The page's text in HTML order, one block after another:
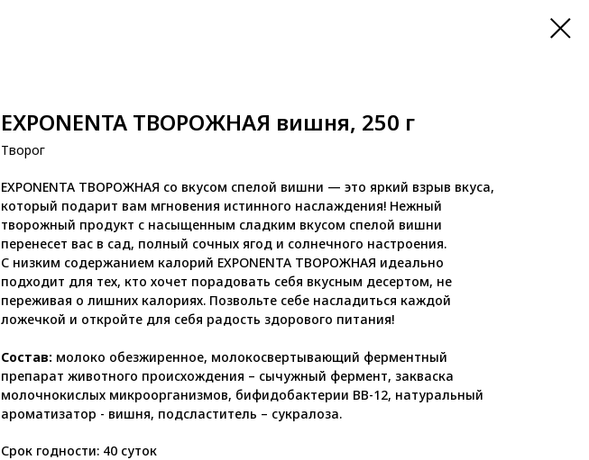
EXPONENTA ТВОРОЖНАЯ вишня, 250 г
Творог
EXPONENTA ТВОРОЖНАЯ со вкусом спелой вишни — это яркий взрыв вкуса,
который подарит вам мгновения истинного наслаждения! Нежный
творожный продукт с насыщенным сладким вкусом спелой вишни
перенесет вас в сад, полный сочных ягод и солнечного настроения.
С низким содержанием калорий EXPONENTA ТВОРОЖНАЯ идеально
подходит для тех, кто хочет порадовать себя вкусным десертом, не
переживая о лишних калориях. Позвольте себе насладиться каждой
ложечкой и откройте для себя радость здорового питания!
Состав: молоко обезжиренное, молокосвертывающий ферментный
препарат животного происхождения – сычужный фермент, закваска
молочнокислых микроорганизмов, бифидобактерии ВВ-12, натуральный
ароматизатор - вишня, подсластитель – сукралоза.
Срок годности: 40 суток